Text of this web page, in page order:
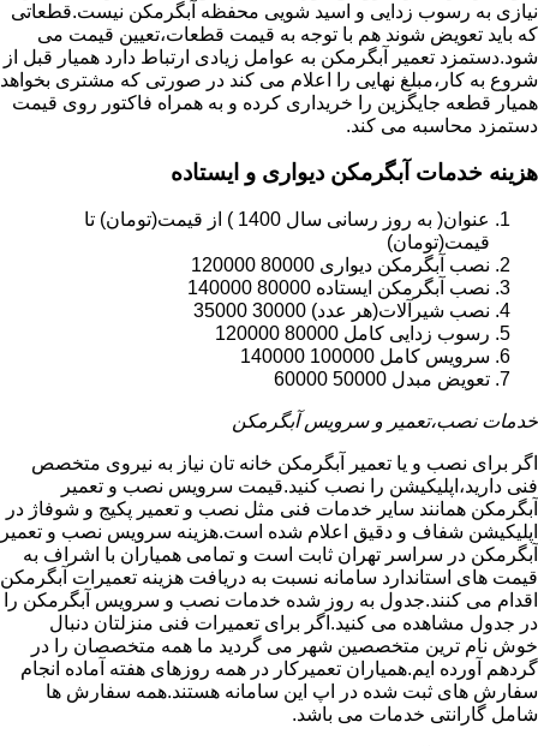
نیازی به رسوب زدایی و اسید شویی محفظه آبگرمکن نیست.قطعاتی
که باید تعویض شوند هم با توجه به قیمت قطعات،تعیین قیمت می
شود.دستمزد تعمیر آبگرمکن به عوامل زیادی ارتباط دارد همیار قبل از
شروع به کار،مبلغ نهایی را اعلام می کند در صورتی که مشتری بخواهد
همیار قطعه جایگزین را خریداری کرده و به همراه فاکتور روی قیمت
دستمزد محاسبه می کند.
هزینه خدمات آبگرمکن دیواری و ایستاده
عنوان( به روز رسانی سال 1400 ) از قیمت(تومان) تا
قیمت(تومان)
نصب آبگرمکن دیواری 80000 120000
نصب آبگرمکن ایستاده 80000 140000
نصب شیرآلات(هر عدد) 30000 35000
رسوب زدایی کامل 80000 120000
سرویس کامل 100000 140000
تعویض مبدل 50000 60000
خدمات نصب،تعمیر و سرویس آبگرمکن
اگر برای نصب و یا تعمیر آبگرمکن خانه تان نیاز به نیروی متخصص
فنی دارید،اپلیکیشن را نصب کنید.قیمت سرویس نصب و تعمیر
آبگرمکن همانند سایر خدمات فنی مثل نصب و تعمیر پکیج و شوفاژ در
اپلیکیشن شفاف و دقیق اعلام شده است.هزینه سرویس نصب و تعمیر
آبگرمکن در سراسر تهران ثابت است و تمامی همیاران با اشراف به
قیمت های استاندارد سامانه نسبت به دریافت هزینه تعمیرات آبگرمکن
اقدام می کنند.جدول به روز شده خدمات نصب و سرویس آبگرمکن را
در جدول مشاهده می کنید.اگر برای تعمیرات فنی منزلتان دنبال
خوش نام ترین متخصصین شهر می گردید ما همه متخصصان را در
گردهم آورده ایم.همیاران تعمیرکار در همه روزهای هفته آماده انجام
سفارش های ثبت شده در اپ این سامانه هستند.همه سفارش ها
شامل گارانتی خدمات می باشد.